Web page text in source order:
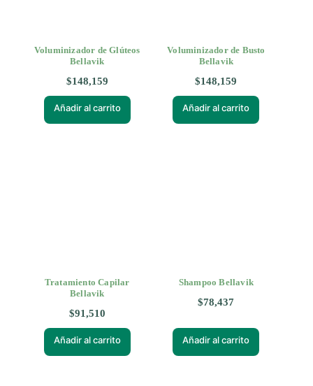
Voluminizador de Glúteos
Bellavik
$148,159
Añadir al carrito
Voluminizador de Busto
Bellavik
$148,159
Añadir al carrito
Tratamiento Capilar
Bellavik
$91,510
Añadir al carrito
Shampoo Bellavik
$78,437
Añadir al carrito